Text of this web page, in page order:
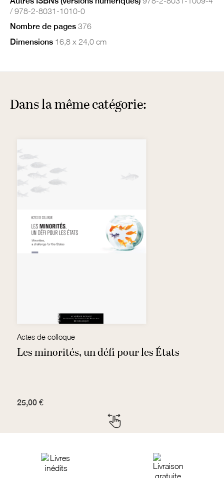
/ 978-2-8031-1010-0
Nombre de pages 376
Dimensions 16,8 x 24,0 cm
Dans la même catégorie:
Actes de colloque
Les minorités, un défi pour les États
25,00 €